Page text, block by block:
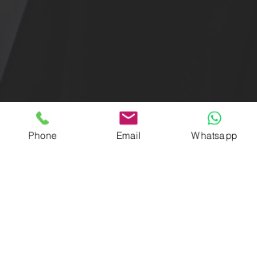
Phone Email Whatsapp